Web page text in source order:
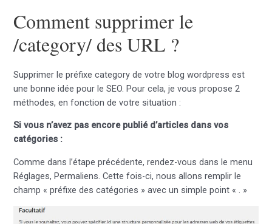
Comment supprimer le
/category/ des URL ?
Supprimer le préfixe category de votre blog wordpress est
une bonne idée pour le SEO. Pour cela, je vous propose 2
méthodes, en fonction de votre situation :
Si vous n’avez pas encore publié d’articles dans vos
catégories :
Comme dans l’étape précédente, rendez-vous dans le menu
Réglages, Permaliens. Cette fois-ci, nous allons remplir le
champ « préfixe des catégories » avec un simple point « . »